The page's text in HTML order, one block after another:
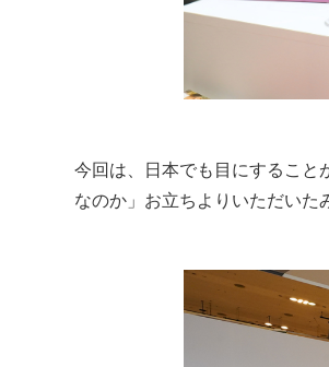
今回は、日本でも目にすること
なのか」お立ちよりいただいた